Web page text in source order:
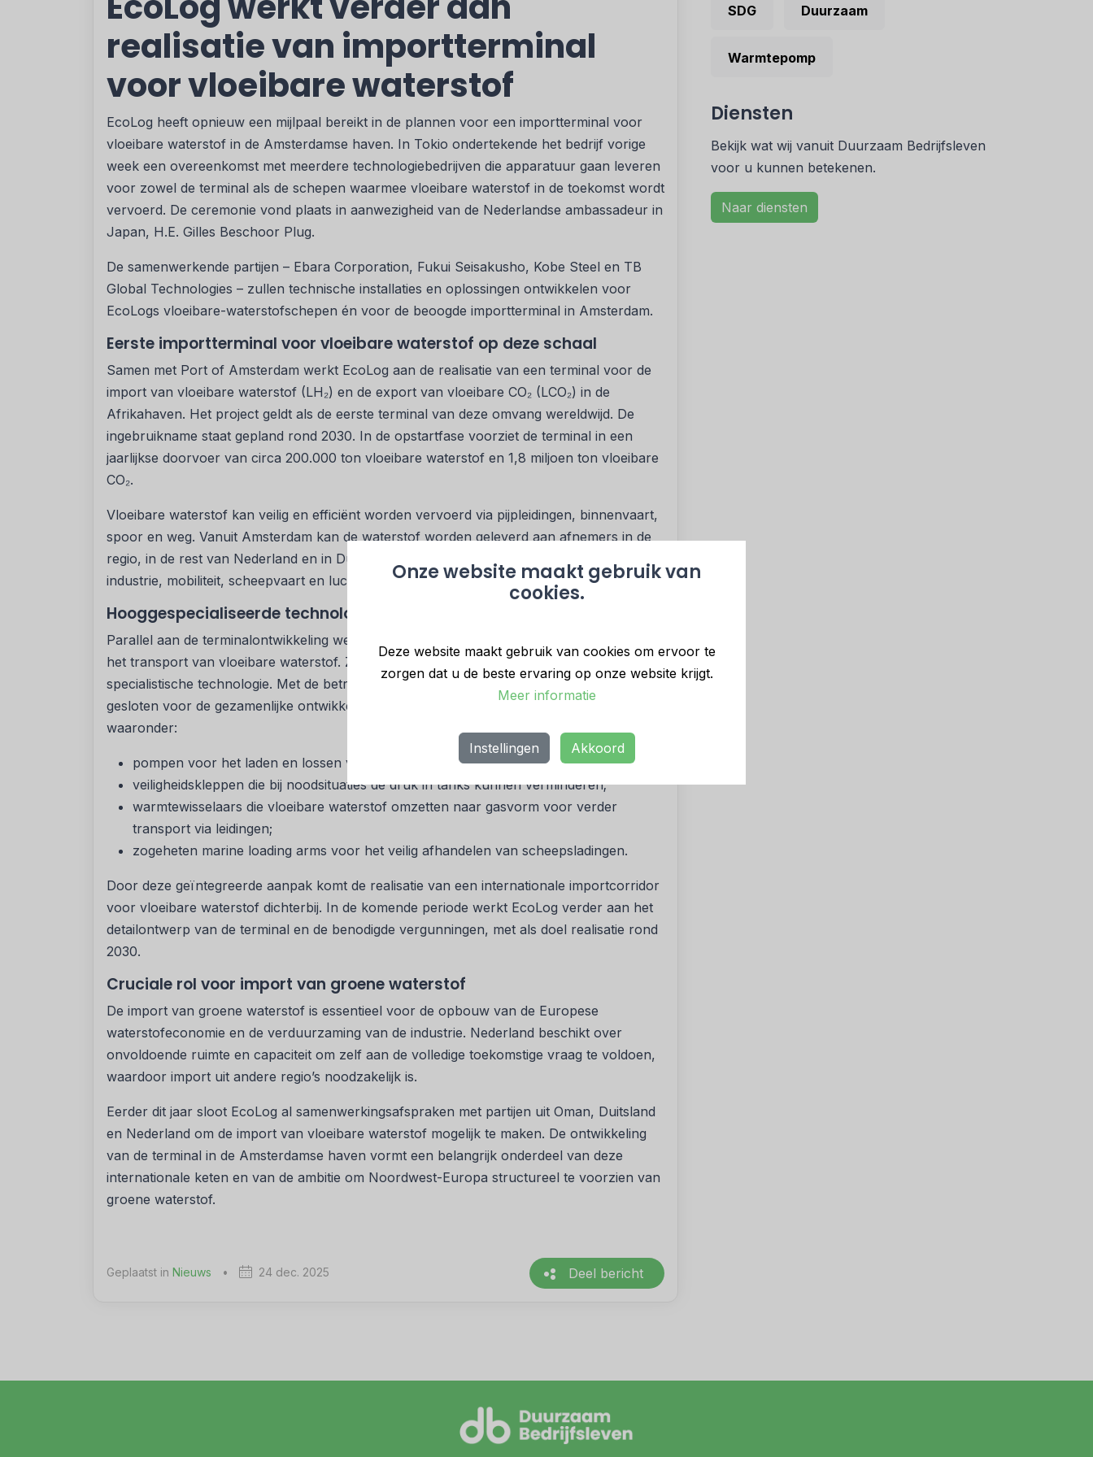
Onze website maakt gebruik van
cookies.
Deze website maakt gebruik van cookies om ervoor te
zorgen dat u de beste ervaring op onze website krijgt.
Meer informatie
Instellingen Akkoord
realisatie van importterminal
voor vloeibare waterstof
EcoLog heeft opnieuw een mijlpaal bereikt in de plannen voor een importterminal voor
vloeibare waterstof in de Amsterdamse haven. In Tokio ondertekende het bedrijf vorige
week een overeenkomst met meerdere technologiebedrijven die apparatuur gaan leveren
voor zowel de terminal als de schepen waarmee vloeibare waterstof in de toekomst wordt
vervoerd. De ceremonie vond plaats in aanwezigheid van de Nederlandse ambassadeur in
Japan, H.E. Gilles Beschoor Plug.
De samenwerkende partijen – Ebara Corporation, Fukui Seisakusho, Kobe Steel en TB
Global Technologies – zullen technische installaties en oplossingen ontwikkelen voor
EcoLogs vloeibare-waterstofschepen én voor de beoogde importterminal in Amsterdam.
Eerste importterminal voor vloeibare waterstof op deze schaal
Samen met Port of Amsterdam werkt EcoLog aan de realisatie van een terminal voor de
import van vloeibare waterstof (LH₂) en de export van vloeibare CO₂ (LCO₂) in de
Afrikahaven. Het project geldt als de eerste terminal van deze omvang wereldwijd. De
ingebruikname staat gepland rond 2030. In de opstartfase voorziet de terminal in een
jaarlijkse doorvoer van circa 200.000 ton vloeibare waterstof en 1,8 miljoen ton vloeibare
CO₂.
Vloeibare waterstof kan veilig en efficiënt worden vervoerd via pijpleidingen, binnenvaart,
spoor en weg. Vanuit Amsterdam kan de waterstof worden geleverd aan afnemers in de
regio, in de rest van Nederland en in Duitsland, onder meer voor toepassingen in
industrie, mobiliteit, scheepvaart en luchtvaart.
Hooggespecialiseerde technologie voor schepen en terminal
Parallel aan de terminalontwikkeling werkt EcoLog aan speciaal ontworpen schepen voor
het transport van vloeibare waterstof. Zowel de schepen als de terminal vereisen zeer
specialistische technologie. Met de betrokken partners is daarom een raamovereenkomst
gesloten voor de gezamenlijke ontwikkeling en integratie van essentiële apparatuur,
waaronder:
pompen voor het laden en lossen van vloeibare waterstof;
veiligheidskleppen die bij noodsituaties de druk in tanks kunnen verminderen;
warmtewisselaars die vloeibare waterstof omzetten naar gasvorm voor verder
transport via leidingen;
zogeheten marine loading arms voor het veilig afhandelen van scheepsladingen.
Door deze geïntegreerde aanpak komt de realisatie van een internationale importcorridor
voor vloeibare waterstof dichterbij. In de komende periode werkt EcoLog verder aan het
detailontwerp van de terminal en de benodigde vergunningen, met als doel realisatie rond
2030.
Cruciale rol voor import van groene waterstof
De import van groene waterstof is essentieel voor de opbouw van de Europese
waterstofeconomie en de verduurzaming van de industrie. Nederland beschikt over
onvoldoende ruimte en capaciteit om zelf aan de volledige toekomstige vraag te voldoen,
waardoor import uit andere regio’s noodzakelijk is.
Eerder dit jaar sloot EcoLog al samenwerkingsafspraken met partijen uit Oman, Duitsland
en Nederland om de import van vloeibare waterstof mogelijk te maken. De ontwikkeling
van de terminal in de Amsterdamse haven vormt een belangrijk onderdeel van deze
internationale keten en van de ambitie om Noordwest-Europa structureel te voorzien van
groene waterstof.
Geplaatst in Nieuws • 24 dec. 2025 Deel bericht
SDG Duurzaam
Warmtepomp
Diensten
Bekijk wat wij vanuit Duurzaam Bedrijfsleven
voor u kunnen betekenen.
Naar diensten